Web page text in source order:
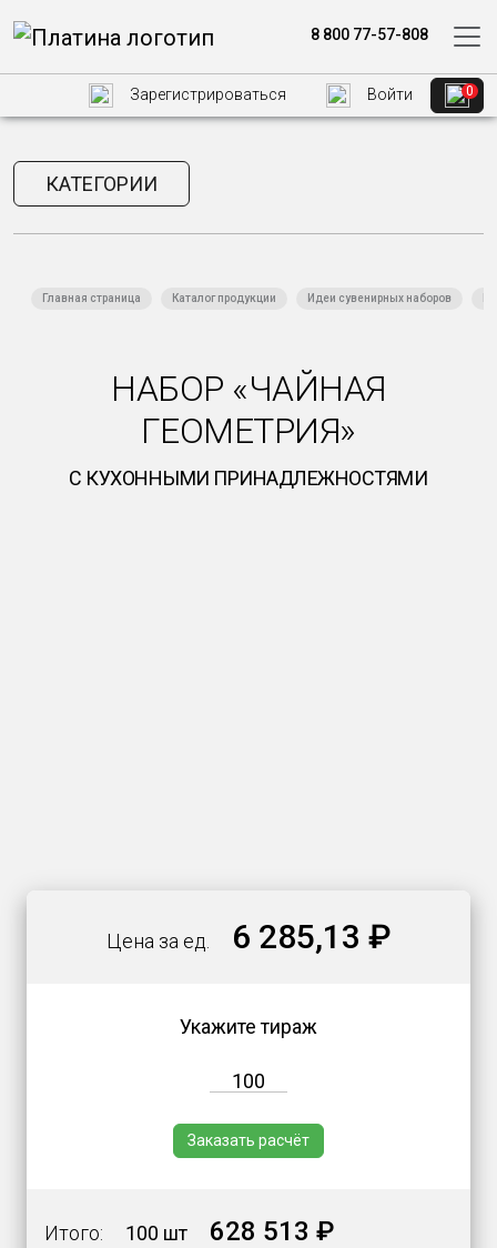
8 800 77-57-808
Зарегистрироваться Войти 0
КАТЕГОРИИ
Главная страница Каталог продукции Идеи сувенирных наборов
НАБОР «ЧАЙНАЯ
ГЕОМЕТРИЯ»
С КУХОННЫМИ ПРИНАДЛЕЖНОСТЯМИ
Цена за ед. 6 285,13 ₽
Укажите тираж
Заказать расчёт
Итого: 100 шт 628 513 ₽